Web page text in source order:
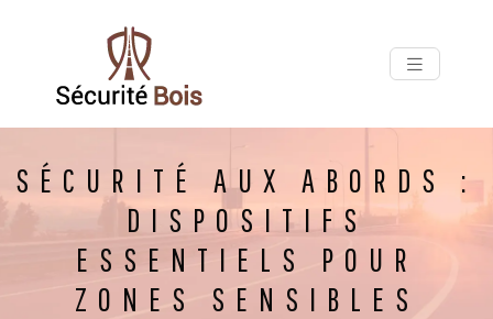
SÉCURITÉ AUX ABORDS :
DISPOSITIFS
ESSENTIELS POUR
ZONES SENSIBLES